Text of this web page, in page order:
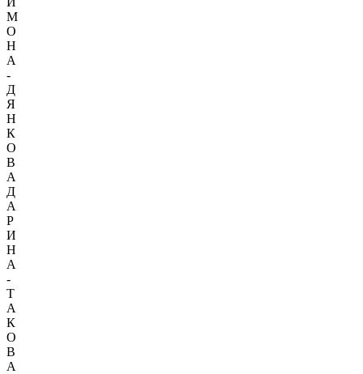
М
О
Н
А
-
Д
Я
Н
К
О
В
А
Д
А
Р
И
Н
А
-
Т
А
К
О
В
А